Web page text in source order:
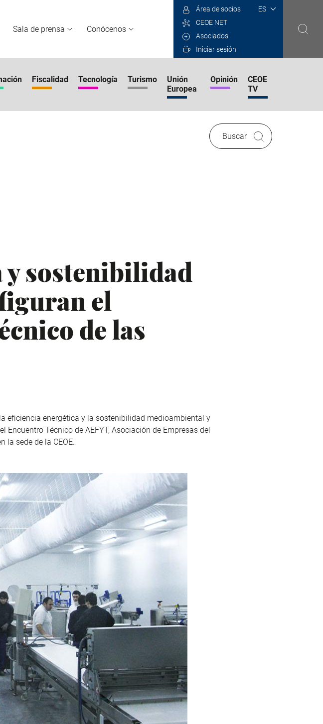
Sala de prensa Conócenos
Select
Área de socios
CEOE NET
Asociados
Iniciar sesión
Fiscalidad Tecnología Turismo
Unión
Europea
Opinión
CEOE
TV
Buscar
y sostenibilidad
el
de las
eficiencia energética y la sostenibilidad medioambiental y
Técnico de AEFYT, Asociación de Empresas del
la sede de la CEOE.